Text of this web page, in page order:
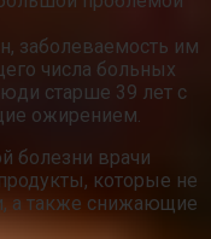
заболеваемость им
числа больных
старше 39 лет с
ожирением.
болезни врачи
которые не
а также снижающие